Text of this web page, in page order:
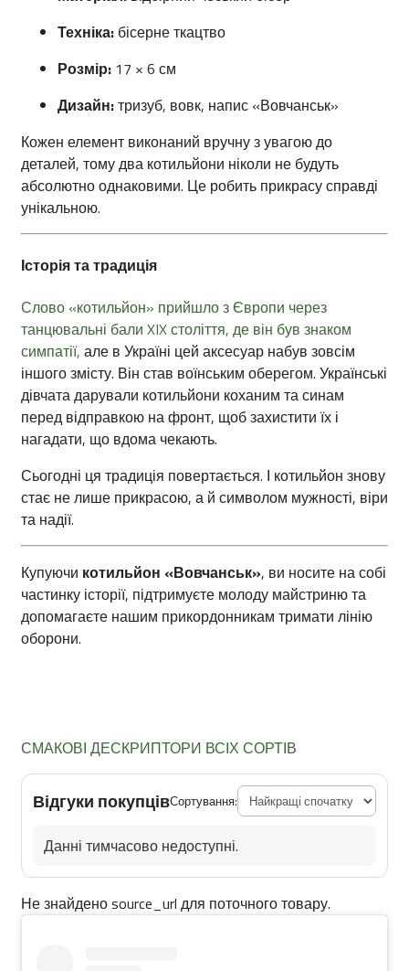
Техніка: бісерне ткацтво
Розмір: 17 × 6 см
Дизайн:тризуб, вовк, напис «Вовчанськ»
Кожен елемент виконаний вручну з увагою до
деталей, тому два котильйони ніколи не будуть
абсолютно однаковими. Це робить прикрасу справді
унікальною.
Історія та традиція
Слово «котильйон» прийшло з Європи через
танцювальні бали XIX століття, де він був знаком
симпатії, але в Україні цей аксесуар набув зовсім
іншого змісту. Він став воїнським оберегом. Українські
дівчата дарували котильйони коханим та синам
перед відправкою на фронт, щоб захистити їх і
нагадати, що вдома чекають.
Сьогодні ця традиція повертається. І котильйон знову
стає не лише прикрасою, а й символом мужності, віри
та надії.
Купуючи котильйон «Вовчанськ», ви носите на собі
частинку історії, підтримуєте молоду майстриню та
допомагаєте нашим прикордонникам тримати лінію
оборони.
СМАКОВІ ДЕСКРИПТОРИ ВСІХ СОРТІВ
Відгуки покупцівСортування:
Данні тимчасово недоступні.
Не знайдено source_url для поточного товару.